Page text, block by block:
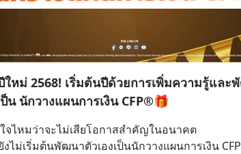
ใหม่ 2568! เริ่มต้นปีด้วยการเพิ่มความรู้และ
น นักวางแผนการเงิน CFP®🎁
ไหมว่าจะไม่เสียโอกาสสำคัญในอนาคต
ไม่เริ่มต้นพัฒนาตัวเองเป็นนักวางแผนการเงิน